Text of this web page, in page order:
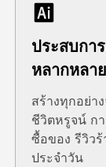
ประสบกา
หลากหลาย
สร้างทุกอย่า
ชีวิตหรูจน์ ก
ซื้อของ รีวิว
ประจําวัน